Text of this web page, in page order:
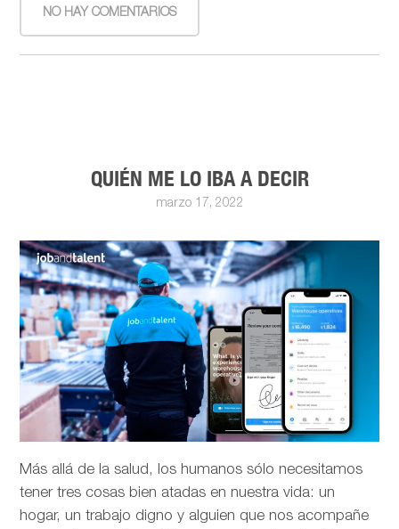
NO HAY COMENTARIOS
QUIÉN ME LO IBA A DECIR
marzo 17, 2022
Más allá de la salud, los humanos sólo necesitamos
tener tres cosas bien atadas en nuestra vida: un
hogar, un trabajo digno y alguien que nos acompañe